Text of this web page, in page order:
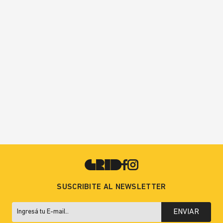
SUSCRIBITE AL NEWSLETTER
ENVIAR